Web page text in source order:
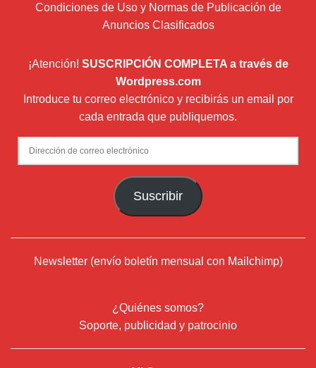
Condiciones de Uso y Normas de Publicación de
Anuncios Clasificados
¡Atención! SUSCRIPCIÓN COMPLETA a través de
Wordpress.com
Introduce tu correo electrónico y recibirás un email por
cada entrada que publiquemos.
Dirección
de
Suscribir
Newsletter (envío boletín mensual con Mailchimp)
¿Quiénes somos?
Soporte, publicidad y patrocinio